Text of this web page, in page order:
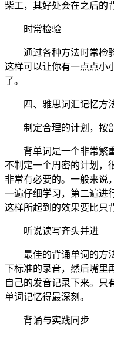
柴工，其好处会在之后的
时常检验
通过各种方法时常检验
这样可以让你有一点点小
了。
四、雅思词汇记忆方
制定合理的计划，按
背单词是一个非常繁重
不制定一个周密的计划，
非常有必要的。一般来说
一遍仔细学习，第二遍进
这样所起到的效果要比只
听说读写齐头并进
最佳的背诵单词的方法
下标准的录音，然后嘴里
自己的发音记录下来。只
单词记忆得最深刻。
背诵与实践同步